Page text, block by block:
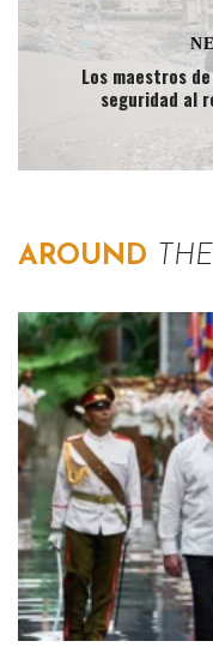
Los maestros
seguridad al
AROUND